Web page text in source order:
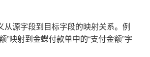
从源字段到目标字段的映射关系。例
”映射到金蝶付款单中的“支付金额”字